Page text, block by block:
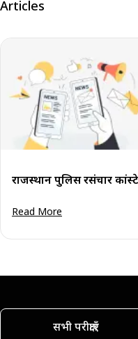
Articles
राजस्थान पुलिस दूरसंचार
Read More
सभी परीक्षाएँ